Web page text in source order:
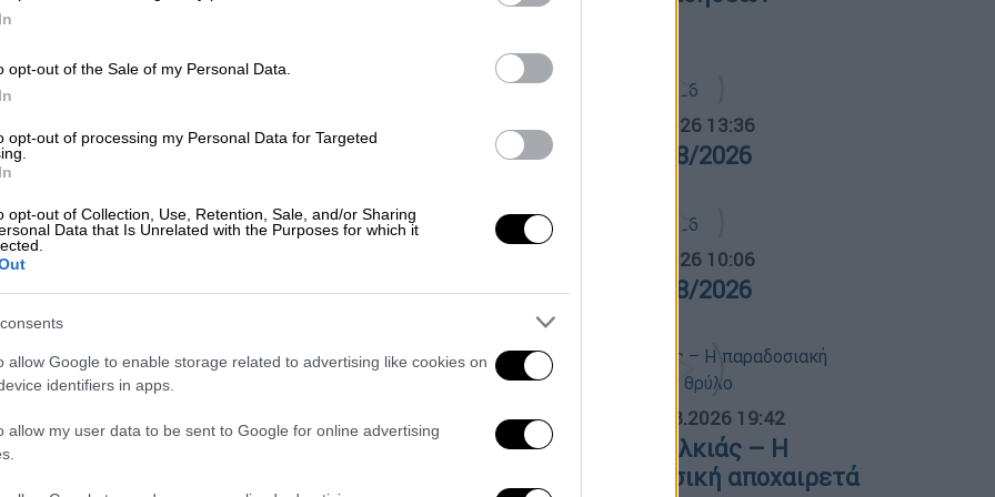
opt-out of the Sale of my Personal Data.
opt-out of processing my Personal Data for Targeted
opt-out of Collection, Use, Retention, Sale, and/or Sharing
Data that Is Unrelated with the Purposes for which it
allow Google to enable storage related to advertising like cookies on
identifiers in apps.
allow my user data to be sent to Google for online advertising
Η «ακτινογραφία» της
κάηκαν και η επόμενη μέρα του
Στάχτη 113.386 στρέμματα στη
Οικονομία|06.08.2026 11:50
Ώρα Ελλάδος... 05.08.2026 13:36
Ώρα Ελλάδος 05/08/2026
06.08.2026 10:06
Ώρα Ελλάδος 06/08/2026
ΑΠΟΣΠΑΣΜΑΤΑ... 06.08.2026 19:42
Έφυγε ο Λάκης Χαλκιάς – Η
παραδοσιακή μουσική αποχαιρετά